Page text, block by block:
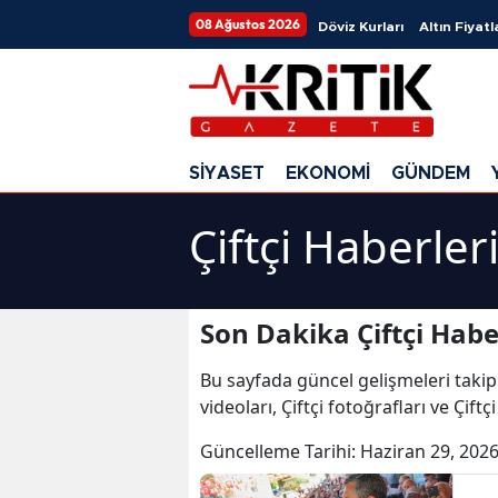
08 Ağustos 2026 Döviz Kurları Altın
SİYASET EKONOMİ GÜNDEM
Çiftçi Haberleri
Son Dakika Çiftçi
Bu sayfada güncel gelişmeleri
videoları, Çiftçi fotoğrafları ve
Güncelleme Tarihi: Haziran 29,